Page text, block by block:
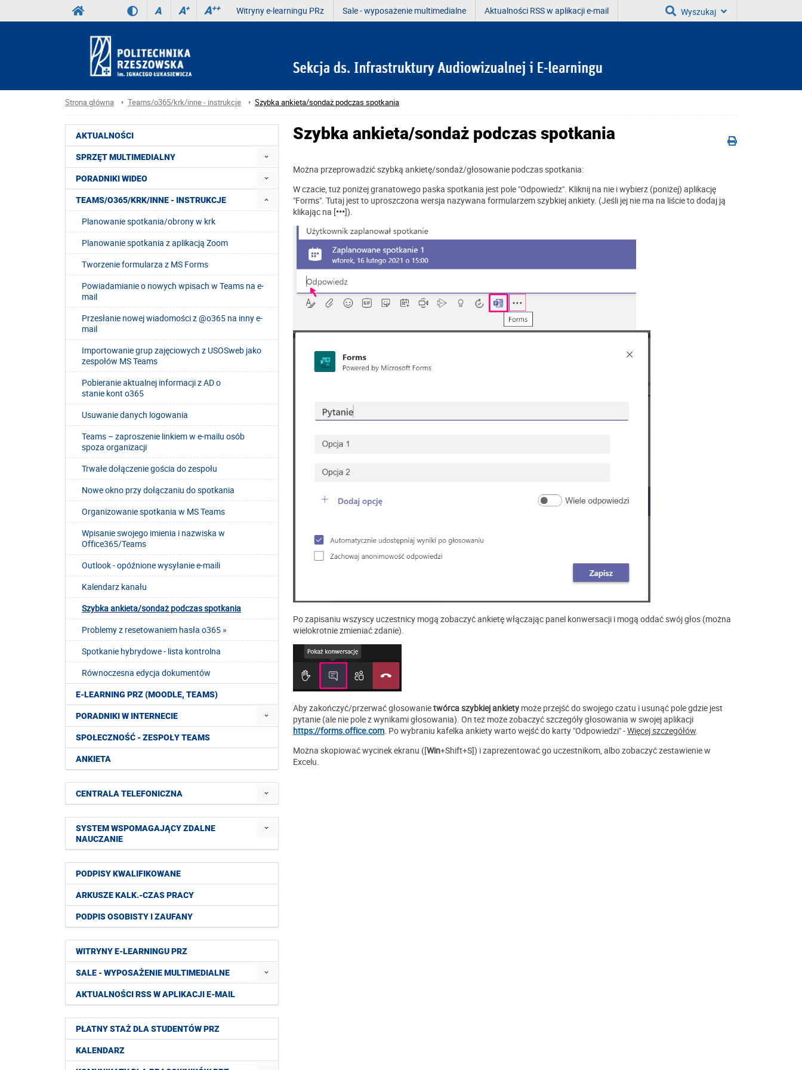
A A+ A++ Witryny e-learningu PRz Sale - wyposażenie multimedialne Aktualności RSS w aplikacji e-mail Wyszukaj
Strona główna Teams/o365/krk/inne - instrukcje Szybka ankieta/sondaż podczas spotkania
AKTUALNOŚCI
SPRZĘT MULTIMEDIALNY
PORADNIKI WIDEO
TEAMS/O365/KRK/INNE - INSTRUKCJE
Planowanie spotkania/obrony w krk
Planowanie spotkania z aplikacją Zoom
Tworzenie formularza z MS Forms
Powiadamianie o nowych wpisach w Teams na e-
mail
Przesłanie nowej wiadomości z @o365 na inny e-
mail
Importowanie grup zajęciowych z USOSweb jako
zespołów MS Teams
Pobieranie aktualnej informacji z AD o
stanie kont o365
Usuwanie danych logowania
Teams – zaproszenie linkiem w e-mailu osób
spoza organizacji
Trwałe dołączenie gościa do zespołu
Nowe okno przy dołączaniu do spotkania
Organizowanie spotkania w MS Teams
Wpisanie swojego imienia i nazwiska w
Office365/Teams
Outlook - opóźnione wysyłanie e-maili
Kalendarz kanału
Szybka ankieta/sondaż podczas spotkania
Problemy z resetowaniem hasła o365 »
Spotkanie hybrydowe - lista kontrolna
Równoczesna edycja dokumentów
E-LEARNING PRZ (MOODLE, TEAMS)
PORADNIKI W INTERNECIE
SPOŁECZNOŚĆ - ZESPOŁY TEAMS
ANKIETA
CENTRALA TELEFONICZNA
SYSTEM WSPOMAGAJĄCY ZDALNE
NAUCZANIE
PODPISY KWALIFIKOWANE
ARKUSZE KALK.-CZAS PRACY
PODPIS OSOBISTY I ZAUFANY
WITRYNY E-LEARNINGU PRZ
SALE - WYPOSAŻENIE MULTIMEDIALNE
AKTUALNOŚCI RSS W APLIKACJI E-MAIL
PŁATNY STAŻ DLA STUDENTÓW PRZ
KALENDARZ
Szybka ankieta/sondaż podczas spotkania
Można przeprowadzić szybką ankietę/sondaż/głosowanie podczas spotkania:
W czacie, tuż poniżej granatowego paska spotkania jest pole "Odpowiedz". Kliknij na nie i wybierz (poniżej) aplikację
"Forms". Tutaj jest to uproszczona wersja nazywana formularzem szybkiej ankiety. (Jeśli jej nie ma na liście to dodaj ją
klikając na [•••]).
Po zapisaniu wszyscy uczestnicy mogą zobaczyć ankietę włączając panel konwersacji i mogą oddać swój głos (można
wielokrotnie zmieniać zdanie).
Aby zakończyć/przerwać głosowanietwórca szybkiej ankiety może przejść do swojego czatu i usunąć pole gdzie jest
pytanie (ale nie pole z wynikami głosowania). On też może zobaczyć szczegóły głosowania w swojej aplikacji
https://forms.office.com. Po wybraniu kafelka ankiety warto wejść do karty "Odpowiedzi" -Więcej szczegółów.
Można skopiować wycinek ekranu ([Win+Shift+S]) i zaprezentować go uczestnikom, albo zobaczyć zestawienie w
Excelu.